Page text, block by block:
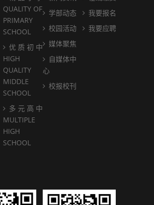
QUALITY OF
PRIMARY
SCHOOL
优 质 初 中
HIGH
QUALITY
MIDDLE
SCHOOL
多 元 高 中
MULTIPLE
HIGH
SCHOOL
学部动态
校园活动
媒体聚焦
自媒体中
心
校报校刊
我要报名
我要应聘